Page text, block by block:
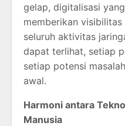
gelap, digitalisasi
memberikan
seluruh aktivitas
dapat terlihat, setiap
setiap potensi
awal.
Harmoni antara
Manusia